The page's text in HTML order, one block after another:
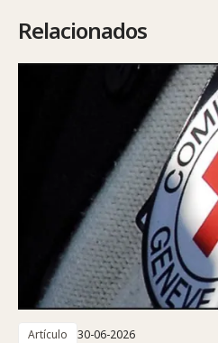
Relacionados
Artículo 30-06-2026